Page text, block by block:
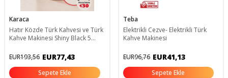
Karaca
Hatır Közde Türk Kahvesi ve Türk
Kahve Makinesi Shiny Black 5
EUR193,56 EUR77,43
Sepete Ekle
Teba
Elektrikli Cezve- Elektrikli Türk
Kahve Makinesi
EUR96,76 EUR41,13
Sepete Ekle